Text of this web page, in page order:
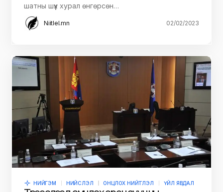
шатны шүүх хурал өнгөрсөн…
Niitlel.mn 02/02/2023
НИЙГЭМ НИЙСЛЭЛ ОНЦЛОХ НИЙТЛЭЛ ҮЙЛ ЯВДАЛ